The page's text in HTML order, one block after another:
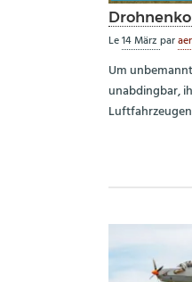
Le14 März par
Um
unabdingbar,